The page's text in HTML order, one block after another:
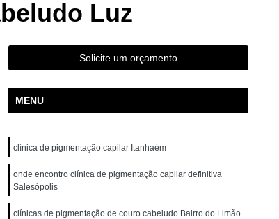
Iniciantes Rio Grande da Serra
Curso de Pigmentação Capilar Ribeirão Pires
São Caetano do Sul
Santo André
São Bernardo do Campo
Mauá
Micropigmentação Capilar 3d
Micropigmentação Capilar em 3d
Luz
Solicite um orçamento
MENU
clínica de pigmentação capilar Itanhaém
onde encontro clínica de pigmentação capilar definitiva
Salesópolis
clínicas de pigmentação de couro cabeludo Bairro do Limão